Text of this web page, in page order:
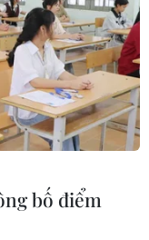
bố điểm